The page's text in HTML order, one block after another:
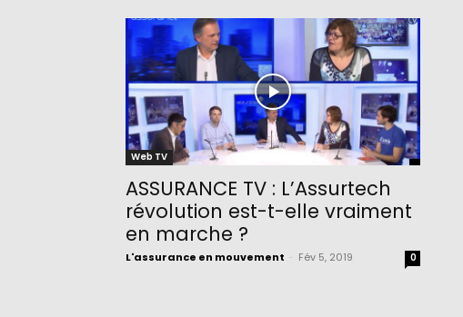
Web TV
ASSURANCE TV : L’Assurtech
révolution est-t-elle vraiment
en marche ?
L'assurance en mouvement Fév 5, 2019 0